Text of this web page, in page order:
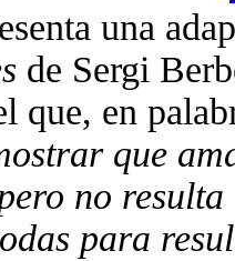
una
de Sergi
que, en
que
no
para